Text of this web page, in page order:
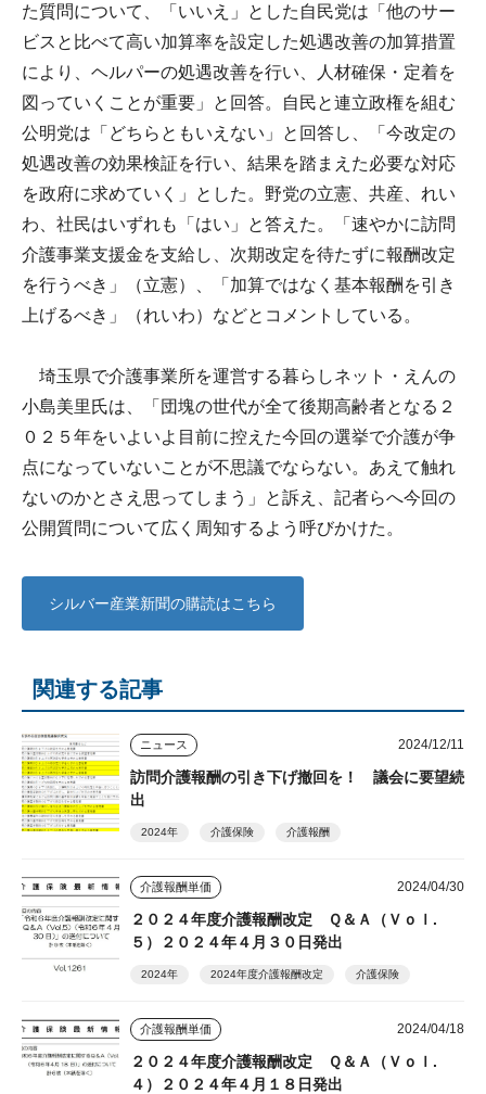
た質問について、「いいえ」とした自民党は「他のサー
ビスと比べて高い加算率を設定した処遇改善の加算措置
により、ヘルパーの処遇改善を行い、人材確保・定着を
図っていくことが重要」と回答。自民と連立政権を組む
公明党は「どちらともいえない」と回答し、「今改定の
処遇改善の効果検証を行い、結果を踏まえた必要な対応
を政府に求めていく」とした。野党の立憲、共産、れい
わ、社民はいずれも「はい」と答えた。「速やかに訪問
介護事業支援金を支給し、次期改定を待たずに報酬改定
を行うべき」（立憲）、「加算ではなく基本報酬を引き
上げるべき」（れいわ）などとコメントしている。
埼玉県で介護事業所を運営する暮らしネット・えんの
小島美里氏は、「団塊の世代が全て後期高齢者となる２
０２５年をいよいよ目前に控えた今回の選挙で介護が争
点になっていないことが不思議でならない。あえて触れ
ないのかとさえ思ってしまう」と訴え、記者らへ今回の
公開質問について広く周知するよう呼びかけた。
シルバー産業新聞の購読はこちら
関連する記事
ニュース 2024/12/11
訪問介護報酬の引き下げ撤回を！ 議会に要望続
出
2024年 介護保険 介護報酬
介護報酬単価 2024/04/30
２０２４年度介護報酬改定 Ｑ＆Ａ（Ｖｏｌ.
５）２０２４年４月３０日発出
2024年 2024年度介護報酬改定 介護保険
介護報酬単価 2024/04/18
２０２４年度介護報酬改定 Ｑ＆Ａ（Ｖｏｌ.
４）２０２４年４月１８日発出